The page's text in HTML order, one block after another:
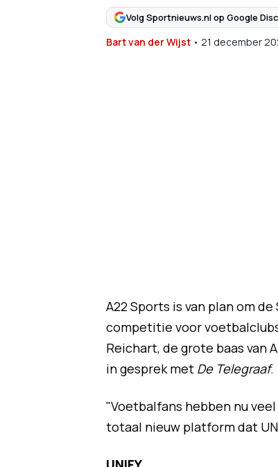
Volg Sportnieuws.nl op Google
Bart van der Wijst• 21 december
A22 Sports is van plan om
competitie voor
Reichart, de grote baas van
in gesprek met De Telegraaf.
"Voetbalfans hebben nu
totaal nieuw platform dat